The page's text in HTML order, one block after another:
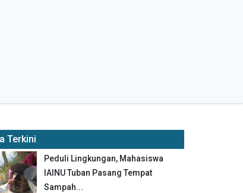
Terkini
Peduli Lingkungan, Mahasiswa
IAINU Tuban Pasang Tempat
Sampah...